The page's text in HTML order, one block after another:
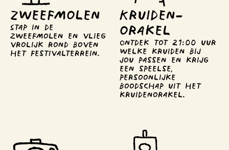
Zweef­molen
Stap in de
zweefmolen en vlieg
vrolijk rond boven
het festivalterrein.
Kruiden­
orakel
Ontdek tot 21:00 uur
welke kruiden bij
jou passen en krijg
een speelse,
persoonlijke
boodschap uit het
kruidenorakel.